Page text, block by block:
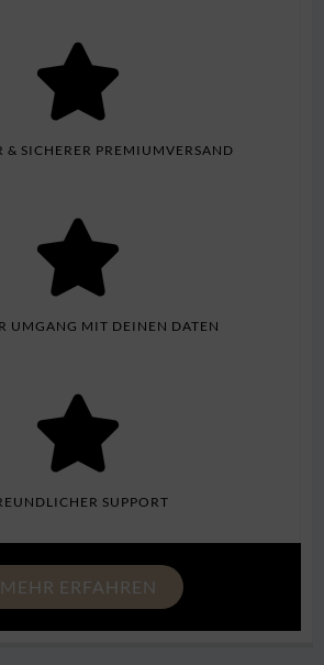
& SICHERER PREMIUMVERSAND
UMGANG MIT DEINEN DATEN
SUPPORT
MEHR ERFAHREN